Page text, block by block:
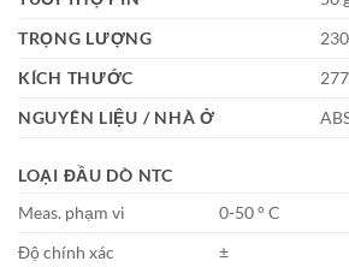
TRỌNG LƯỢNG
KÍCH THƯỚC
NGUYÊN LIỆU / NHÀ Ở
LOẠI ĐẦU DÒ NTC
Meas. phạm vi
0-50 ° C
Độ chính xác
±